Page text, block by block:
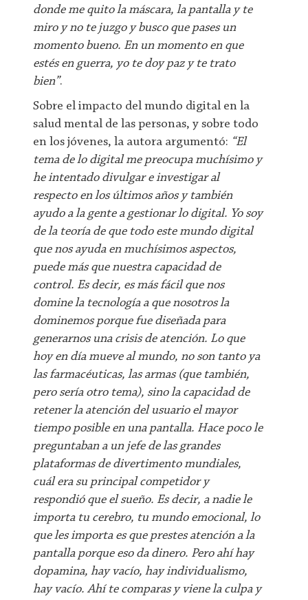
donde me quito la máscara, la pantalla y te
miro y no te juzgo y busco que pases un
momento bueno. En un momento en que
estés en guerra, yo te doy paz y te trato
bien”.
Sobre el impacto del mundo digital en la
salud mental de las personas, y sobre todo
en los jóvenes, la autora argumentó: “El
tema de lo digital me preocupa muchísimo y
he intentado divulgar e investigar al
respecto en los últimos años y también
ayudo a la gente a gestionar lo digital. Yo soy
de la teoría de que todo este mundo digital
que nos ayuda en muchísimos aspectos,
puede más que nuestra capacidad de
control. Es decir, es más fácil que nos
domine la tecnología a que nosotros la
dominemos porque fue diseñada para
generarnos una crisis de atención. Lo que
hoy en día mueve al mundo, no son tanto ya
las farmacéuticas, las armas (que también,
pero sería otro tema), sino la capacidad de
retener la atención del usuario el mayor
tiempo posible en una pantalla. Hace poco le
preguntaban a un jefe de las grandes
plataformas de divertimento mundiales,
cuál era su principal competidor y
respondió que el sueño. Es decir, a nadie le
importa tu cerebro, tu mundo emocional, lo
que les importa es que prestes atención a la
pantalla porque eso da dinero. Pero ahí hay
dopamina, hay vacío, hay individualismo,
hay vacío. Ahí te comparas y viene la culpa y